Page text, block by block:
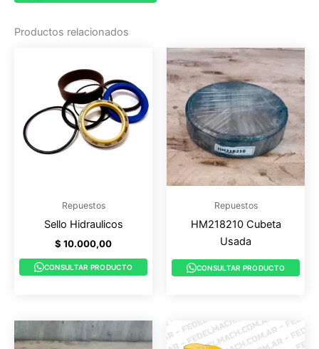
Productos relacionados
Repuestos
Sello Hidraulicos
$ 10.000,00
CONSULTAR PRODUCTO
Repuestos
HM218210 Cubeta
Usada
CONSULTAR PRODUCTO